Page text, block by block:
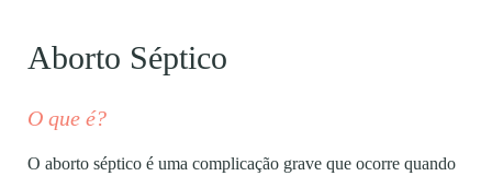
Aborto Séptico
O que é?
O aborto séptico é uma complicação grave que ocorre quando